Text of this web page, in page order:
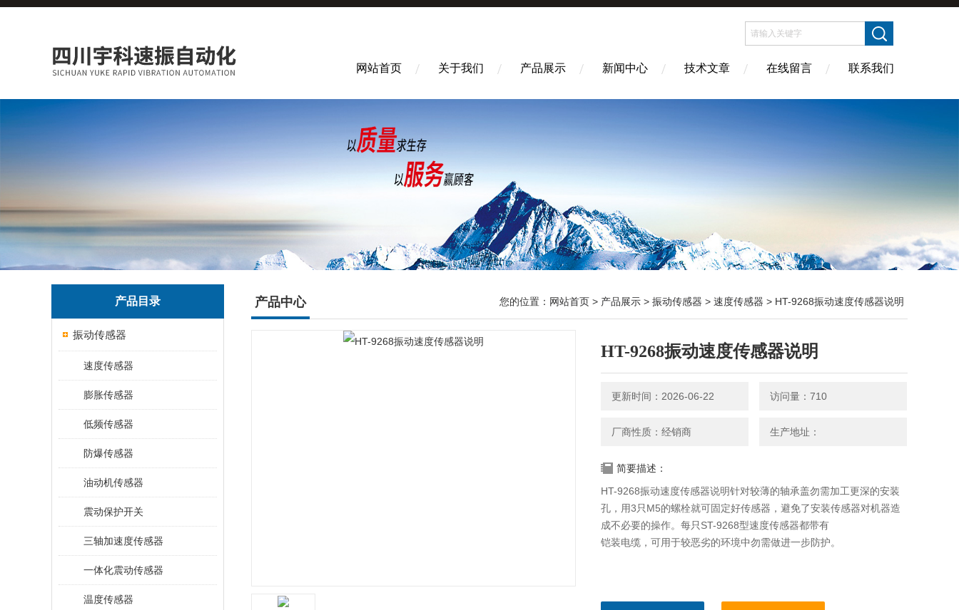
网站首页 关于我们 产品展示 新闻中心 技术文章 在线留言 联系我们
产品目录
振动传感器
速度传感器
膨胀传感器
低频传感器
防爆传感器
油动机传感器
震动保护开关
三轴加速度传感器
一体化震动传感器
温度传感器
产品中心 您的位置： 网站首页 > 产品展示 > 振动传感器 > 速度传感器 > HT-9268振动速度传感器说明
HT-9268振动速度传感器说明
更新时间：2026-06-22 访问量：710
厂商性质：经销商 生产地址：
简要描述：
HT-9268振动速度传感器说明针对较薄的轴承盖勿需加工更深的安装
孔，用3只M5的螺栓就可固定好传感器，避免了安装传感器对机器造
成不必要的操作。每只ST-9268型速度传感器都带有
铠装电缆，可用于较恶劣的环境中勿需做进一步防护。